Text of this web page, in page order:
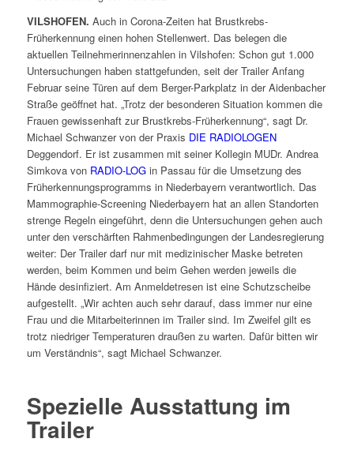
VILSHOFEN. Auch in Corona-Zeiten hat Brustkrebs-
Früherkennung einen hohen Stellenwert. Das belegen die
aktuellen Teilnehmerinnenzahlen in Vilshofen: Schon gut 1.000
Untersuchungen haben stattgefunden, seit der Trailer Anfang
Februar seine Türen auf dem Berger-Parkplatz in der Aidenbacher
Straße geöffnet hat. „Trotz der besonderen Situation kommen die
Frauen gewissenhaft zur Brustkrebs-Früherkennung“, sagt Dr.
Michael Schwanzer von der Praxis DIE RADIOLOGEN
Deggendorf. Er ist zusammen mit seiner Kollegin MUDr. Andrea
Simkova von RADIO-LOGin Passau für die Umsetzung des
Früherkennungsprogramms in Niederbayern verantwortlich. Das
Mammographie-Screening Niederbayern hat an allen Standorten
strenge Regeln eingeführt, denn die Untersuchungen gehen auch
unter den verschärften Rahmenbedingungen der Landesregierung
weiter: Der Trailer darf nur mit medizinischer Maske betreten
werden, beim Kommen und beim Gehen werden jeweils die
Hände desinfiziert. Am Anmeldetresen ist eine Schutzscheibe
aufgestellt. „Wir achten auch sehr darauf, dass immer nur eine
Frau und die Mitarbeiterinnen im Trailer sind. Im Zweifel gilt es
trotz niedriger Temperaturen draußen zu warten. Dafür bitten wir
um Verständnis“, sagt Michael Schwanzer.
Spezielle Ausstattung im
Trailer